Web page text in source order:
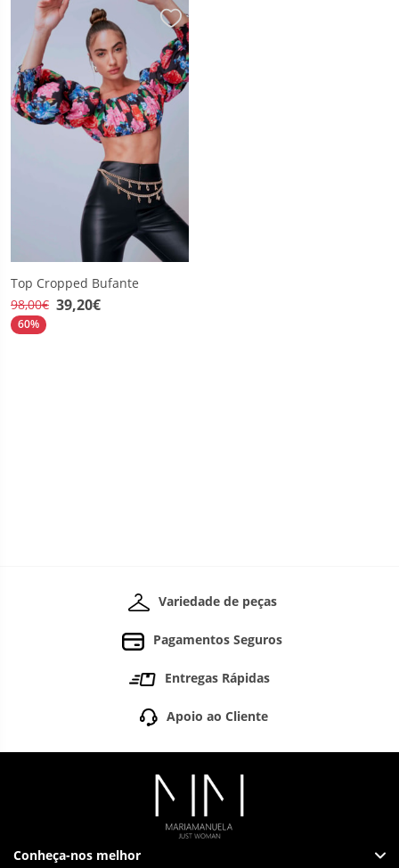
Top Cropped Bufante
98,00€ 39,20€
60%
Variedade de peças
Pagamentos Seguros
Entregas Rápidas
Apoio ao Cliente
Conheça-nos melhor